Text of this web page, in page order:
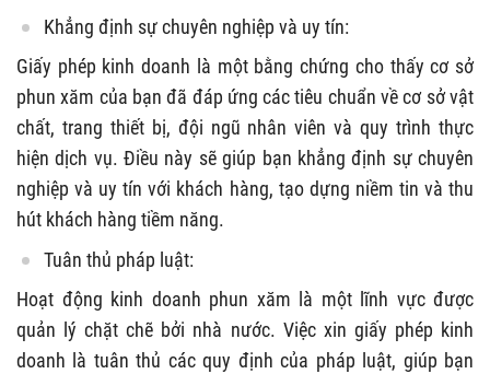
Khẳng định sự chuyên nghiệp và uy tín:
Giấy phép kinh doanh là một bằng chứng cho thấy cơ sở
phun xăm của bạn đã đáp ứng các tiêu chuẩn về cơ sở vật
chất, trang thiết bị, đội ngũ nhân viên và quy trình thực
hiện dịch vụ. Điều này sẽ giúp bạn khẳng định sự chuyên
nghiệp và uy tín với khách hàng, tạo dựng niềm tin và thu
hút khách hàng tiềm năng.
Tuân thủ pháp luật:
Hoạt động kinh doanh phun xăm là một lĩnh vực được
quản lý chặt chẽ bởi nhà nước. Việc xin giấy phép kinh
doanh là tuân thủ các quy định của pháp luật, giúp bạn